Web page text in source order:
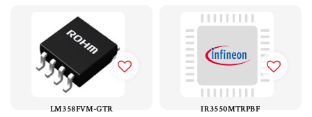
LM358FVM-GTR IR3550MTRPBF